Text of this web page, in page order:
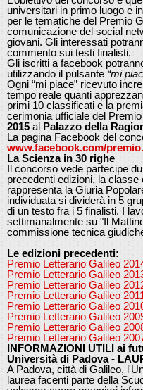
universitari in primo luogo e
per le tematiche del Premio
comunicazione del social
giovani. Gli interessati
commento sui testi finalisti.
Gli iscritti a facebook
utilizzando il pulsante “mi
Ogni “mi piace” ricevuto
tempo reale quanti
primi 10 classificati e la
cerimonia ufficiale del
2015 al Palazzo della
La pagina Facebook del
www.facebook.com/
La Scienza in 30 righe
Il concorso vede partecipe
precedenti edizioni, la
rappresenta la Giuria
individuata si dividerà in 5
di un testo fra i 5 finalisti. I
settimanalmente su "Il
commissione tecnica
Le edizioni precedenti:
Premio Letterario Galileo
Premio Letterario Galileo
Premio Letterario Galileo
Premio Letterario Galileo
Premio Letterario Galileo
Premio Letterario Galileo
Premio Letterario Galileo
Premio Letterario Galileo
INFORMAZIONI UTILI ai
Università di Padova -
A Padova, città di Galileo,
laurea facenti parte della